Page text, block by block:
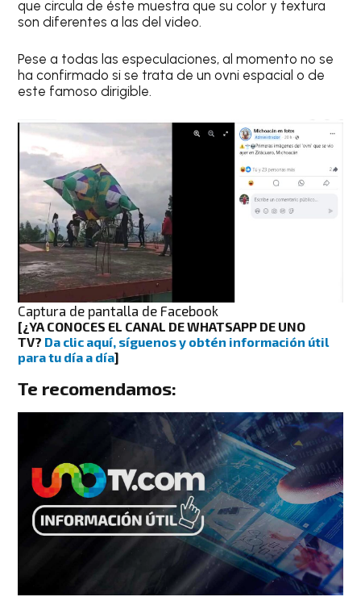
que circula de éste muestra que su color y textura
son diferentes a las del video.
Pese a todas las especulaciones, al momento no se
ha confirmado si se trata de un ovni espacial o de
este famoso dirigible.
Captura de pantalla de Facebook
[¿YA CONOCES EL CANAL DE WHATSAPP DE UNO
TV? Da clic aquí, síguenos y obtén información útil
para tu día a día]
Te recomendamos: